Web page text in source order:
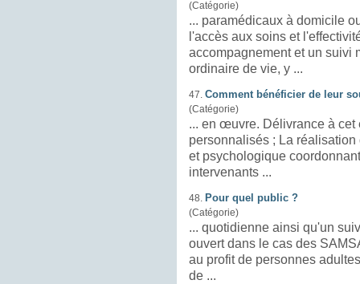
(Catégorie)
... paramédicaux à domicile
l'accès aux soins et
accompagnement et un suivi
ordinaire de vie, y ...
47. Comment bénéficier de leur
(Catégorie)
... en œuvre. Délivrance à cet
personnalisés ; La
et psychologique
intervenants ...
48. Pour quel public ?
(Catégorie)
... quotidienne ainsi qu'un
ouvert dans le cas des SAMSAH. Ces interventions
au profit de personnes
de ...